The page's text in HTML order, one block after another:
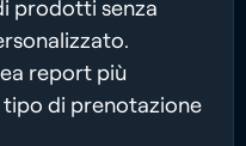
prodotti senza
report più
tipo di prenotazione